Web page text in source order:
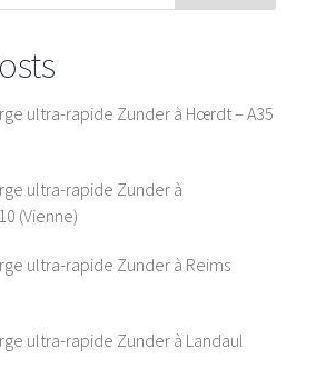
emplacements
ultra-rapide Zunder à Hœrdt – A35
ultra-rapide Zunder à
(Vienne)
ultra-rapide Zunder à Reims
ultra-rapide Zunder à Landaul